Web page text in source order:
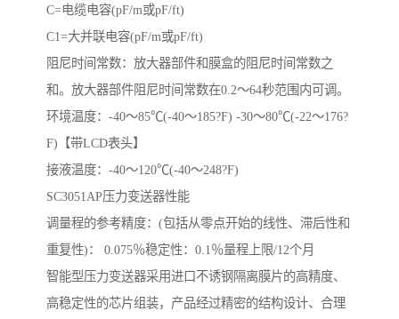
C=电缆电容(pF/m或pF/ft)
C1=大并联电容(pF/m或pF/ft)
阻尼时间常数：放大器部件和膜盒的阻尼时间常数之
和。放大器部件阻尼时间常数在0.2～64秒范围内可调。
环境温度：-40～85℃(-40～185?F) -30～80℃(-22～176?
F)【带LCD表头】
接液温度：-40～120℃(-40～248?F)
SC3051AP压力变送器性能
调量程的参考精度：(包括从零点开始的线性、滞后性和
重复性)： 0.075％稳定性：0.1％量程上限/12个月
智能型压力变送器采用进口不诱钢隔离膜片的高精度、
高稳定性的芯片组装，产品经过精密的结构设计、合理